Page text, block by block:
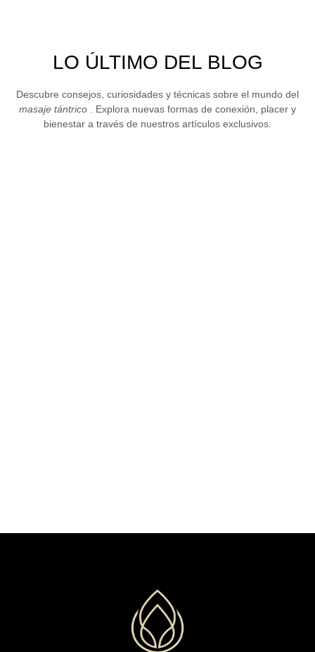
LO ÚLTIMO DEL BLOG
Descubre consejos, curiosidades y técnicas sobre el mundo del
masaje tántrico . Explora nuevas formas de conexión, placer y
bienestar a través de nuestros artículos exclusivos.